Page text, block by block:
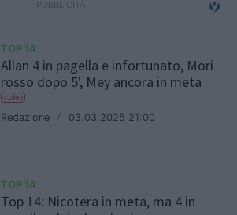
TOP 14
Allan 4 in pagella e infortunato, Mori
rosso dopo 5', Mey ancora in meta
video
Redazione / 03.03.2025 21:00
TOP 14
Top 14: Nicotera in meta, ma 4 in